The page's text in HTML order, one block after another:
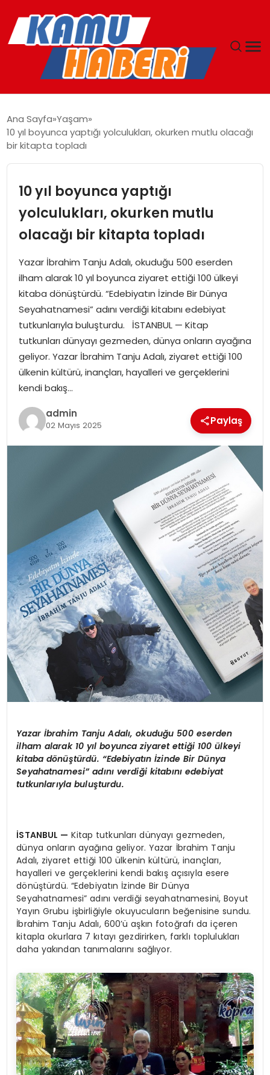
YAŞAM
MAGAZIN
EKONOMI
SPOR
TEKNOLOJI
EĞITIM
GENEL
Ana Sayfa Yaşam
10 yıl boyunca yaptığı yolculukları, okurken mutlu olacağı
bir kitapta topladı
10 yıl boyunca yaptığı
yolculukları, okurken mutlu
olacağı bir kitapta topladı
Yazar İbrahim Tanju Adalı, okuduğu 500 eserden
ilham alarak 10 yıl boyunca ziyaret ettiği 100 ülkeyi
kitaba dönüştürdü. “Edebiyatın İzinde Bir Dünya
Seyahatnamesi” adını verdiği kitabını edebiyat
tutkunlarıyla buluşturdu. İSTANBUL — Kitap
tutkunları dünyayı gezmeden, dünya onların ayağına
geliyor. Yazar İbrahim Tanju Adalı, ziyaret ettiği 100
ülkenin kültürü, inançları, hayalleri ve gerçeklerini
kendi bakış…
admin
02 Mayıs 2025 Paylaş
Yazar İbrahim Tanju Adalı, okuduğu 500 eserden
ilham alarak 10 yıl boyunca ziyaret ettiği 100 ülkeyi
kitaba dönüştürdü. “Edebiyatın İzinde Bir Dünya
Seyahatnamesi” adını verdiği kitabını edebiyat
tutkunlarıyla buluşturdu.
İSTANBUL — Kitap tutkunları dünyayı gezmeden,
dünya onların ayağına geliyor. Yazar İbrahim Tanju
Adalı, ziyaret ettiği 100 ülkenin kültürü, inançları,
hayalleri ve gerçeklerini kendi bakış açısıyla esere
dönüştürdü. “Edebiyatın İzinde Bir Dünya
Seyahatnamesi” adını verdiği seyahatnamesini, Boyut
Yayın Grubu işbirliğiyle okuyucuların beğenisine sundu.
İbrahim Tanju Adalı, 600’ü aşkın fotoğrafı da içeren
kitapla okurlara 7 kıtayı gezdirirken, farklı toplulukları
daha yakından tanımalarını sağlıyor.